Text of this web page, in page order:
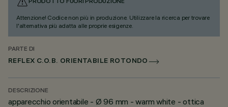
PRODOTTO FUORI PRODUZIONE
Attenzione! Codice non più in produzione. Utilizzare la ricerca per trovare
l'alternativa più adatta alle proprie esigenze.
PARTE DI
REFLEX C.O.B. ORIENTABILE ROTONDO
DESCRIZIONE
apparecchio orientabile - Ø 96 mm - warm white - ottica